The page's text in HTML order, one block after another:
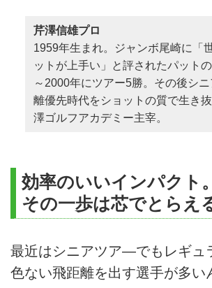
芹澤信雄プロ
1959年生まれ。ジャンボ尾崎に「
ットが上手い」と評されたパット
～2000年にツアー5勝。その後シ
離優先時代をショットの質で生き
澤ゴルフアカデミー主宰。
効率のいいインパクト。
その一歩は芯でとらえ
最近はシニアツア—でもレギュ
色ない飛距離を出す選手が多い